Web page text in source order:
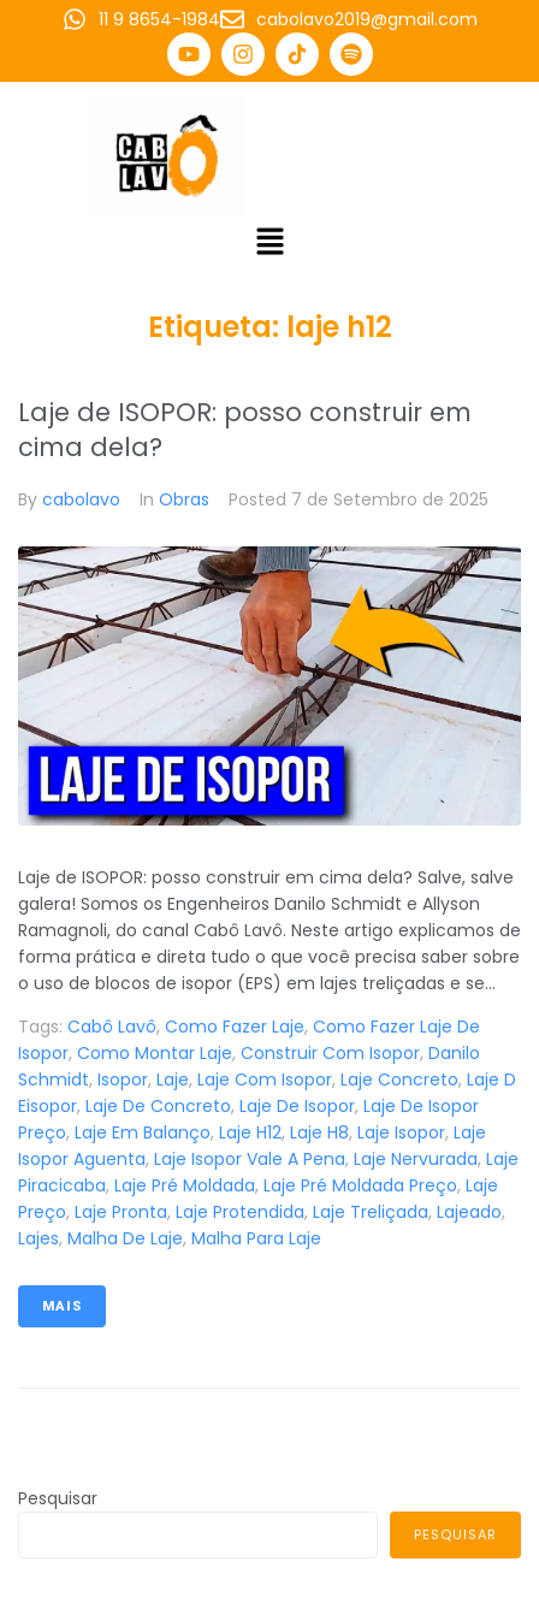
11 9 8654-1984 cabolavo2019@gmail.com
Etiqueta: laje h12
Laje de ISOPOR: posso construir em
cima dela?
By cabolavo In Obras Posted 7 de Setembro de 2025
Laje de ISOPOR: posso construir em cima dela? Salve, salve
galera! Somos os Engenheiros Danilo Schmidt e Allyson
Ramagnoli, do canal Cabô Lavô. Neste artigo explicamos de
forma prática e direta tudo o que você precisa saber sobre
o uso de blocos de isopor (EPS) em lajes treliçadas e se...
Tags: Cabô Lavô, Como Fazer Laje, Como Fazer Laje De
Isopor, Como Montar Laje, Construir Com Isopor, Danilo
Schmidt, Isopor, Laje, Laje Com Isopor, Laje Concreto, Laje D
Eisopor, Laje De Concreto, Laje De Isopor, Laje De Isopor
Preço, Laje Em Balanço, Laje H12, Laje H8, Laje Isopor, Laje
Isopor Aguenta, Laje Isopor Vale A Pena, Laje Nervurada, Laje
Piracicaba, Laje Pré Moldada, Laje Pré Moldada Preço, Laje
Preço, Laje Pronta, Laje Protendida, Laje Treliçada, Lajeado,
Lajes, Malha De Laje, Malha Para Laje
MAIS
Pesquisar
PESQUISAR